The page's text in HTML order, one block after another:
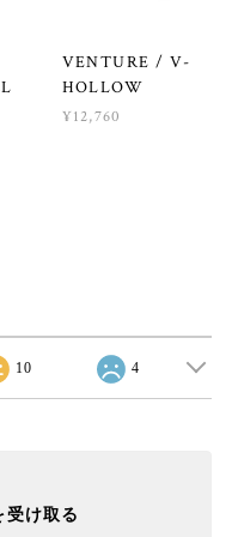
VENTURE / V-
HOLLOW
¥12,760
10 4
受け取る